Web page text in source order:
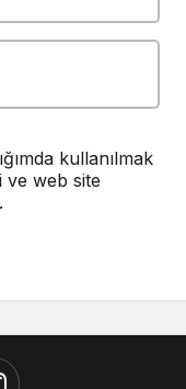
kullanılmak
ve web site